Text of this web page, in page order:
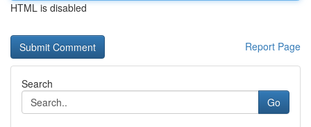
HTML is disabled
Report Page
Search
Go